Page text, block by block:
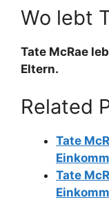
Wo lebt
Tate McRae
Eltern.
Related
Tate
Tate